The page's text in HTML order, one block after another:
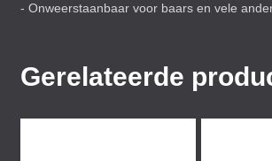
- Onweerstaanbaar voor baars en vele
Gerelateerde